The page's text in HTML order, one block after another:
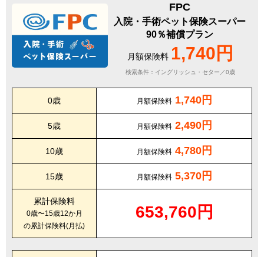
FPC
入院・手術ペット保険スーパー
90％補償プラン
月額保険料 1,740円
検索条件：イングリッシュ・セター／0歳
0歳 月額保険料 1,740円
5歳 月額保険料 2,490円
10歳 月額保険料 4,780円
15歳 月額保険料 5,370円
累計保険料
0歳〜15歳12か月
の累計保険料(月払)
653,760円